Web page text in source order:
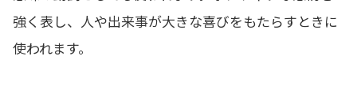
強く表し、人や出来事が大きな喜びをもたらすときに
使われます。